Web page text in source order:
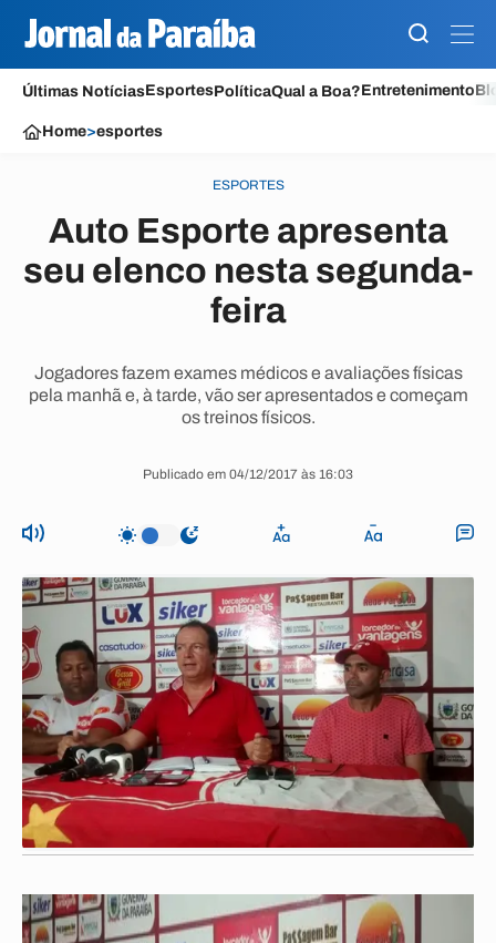
Últimas NotíciasEsportesPolíticaQual a Boa?Entretenimento
Home>esportes
ESPORTES
Auto Esporte apresenta
seu elenco nesta segunda-
feira
Jogadores fazem exames médicos e avaliações físicas
pela manhã e, à tarde, vão ser apresentados e começam
os treinos físicos.
Publicado em 04/12/2017 às 16:03